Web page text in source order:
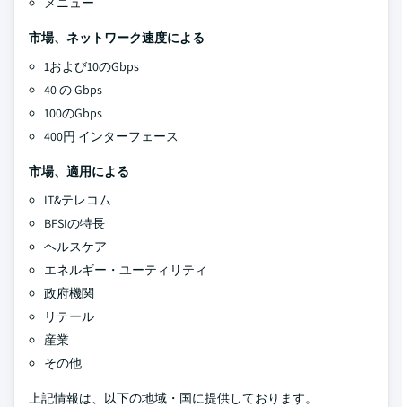
市場、ネットワーク速度による
1および10のGbps
40 の Gbps
100のGbps
400円 インターフェース
市場、適用による
IT&テレコム
BFSIの特長
ヘルスケア
エネルギー・ユーティリティ
政府機関
リテール
産業
その他
上記情報は、以下の地域・国に提供しております。